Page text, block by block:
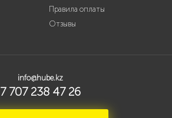
Правила оплаты
Отзывы
info@hube.kz
7 707 238 47 26